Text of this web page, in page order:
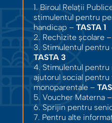
1. Biroul Relații
stimulentul pentru
handicap – TASTA 1
2. Rechizite școlare –
3. Stimulentul
TASTA 3
4. Stimulentul
ajutorul social pentru
monoparentale –
5. Voucher Materna –
6. Sprijin pentru
7. Pentru alte